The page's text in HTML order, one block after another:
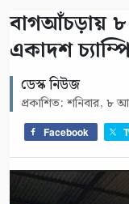
বাগআঁচড়ায় ৮
একাদশ
ডেস্ক নিউজ
প্রকাশিত: শনিবার, ৮
Facebook